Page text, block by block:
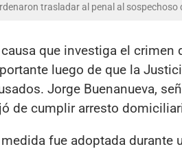
trasladar al penal al sospechoso
causa que investiga el crimen
luego de que la
Jorge Buenanueva,
de cumplir arresto
fue adoptada durante